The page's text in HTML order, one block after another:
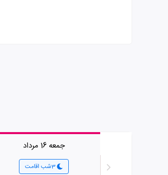
جمعه 16 مرداد
3شب اقامت